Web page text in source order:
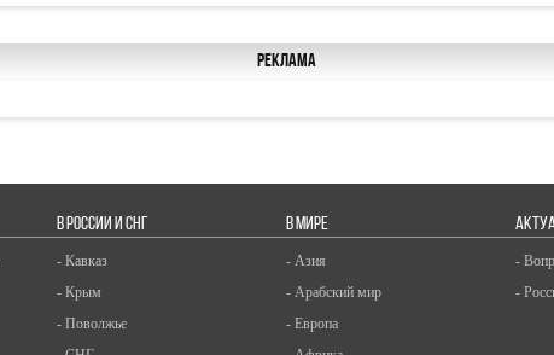
Реклама
В РОССИИ И СНГ
- Кавказ
- Крым
- Поволжье
В МИРЕ
- Азия
- Арабский мир
- Европа
-
-